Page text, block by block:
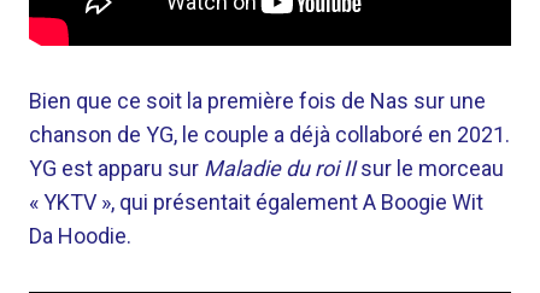
Bien que ce soit la première fois de Nas sur une
chanson de YG, le couple a déjà collaboré en 2021.
YG est apparu sur Maladie du roi IIsur le morceau
« YKTV », qui présentait également A Boogie Wit
Da Hoodie.